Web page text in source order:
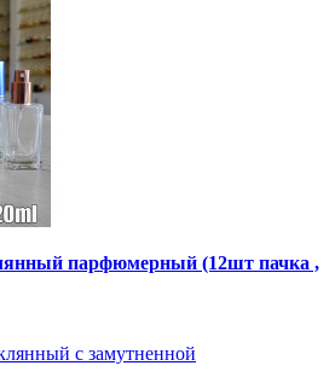
парфюмерный (12шт пачка ,